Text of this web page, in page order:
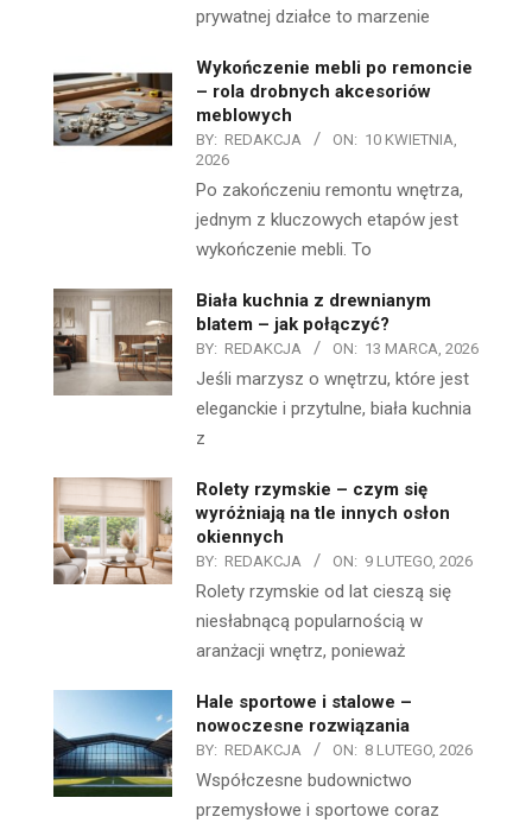
prywatnej działce to marzenie
Wykończenie mebli po remoncie
– rola drobnych akcesoriów
meblowych
BY: REDAKCJA ON: 10 KWIETNIA,
2026
Po zakończeniu remontu wnętrza,
jednym z kluczowych etapów jest
wykończenie mebli. To
Biała kuchnia z drewnianym
blatem – jak połączyć?
BY: REDAKCJA ON: 13 MARCA, 2026
Jeśli marzysz o wnętrzu, które jest
eleganckie i przytulne, biała kuchnia
z
Rolety rzymskie – czym się
wyróżniają na tle innych osłon
okiennych
BY: REDAKCJA ON: 9 LUTEGO, 2026
Rolety rzymskie od lat cieszą się
niesłabnącą popularnością w
aranżacji wnętrz, ponieważ
Hale sportowe i stalowe –
nowoczesne rozwiązania
BY: REDAKCJA ON: 8 LUTEGO, 2026
Współczesne budownictwo
przemysłowe i sportowe coraz